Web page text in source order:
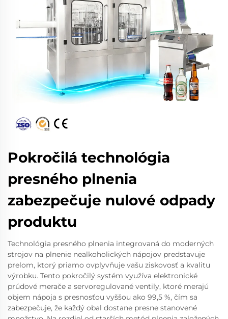
Pokročilá technológia
presného plnenia
zabezpečuje nulové odpady
produktu
Technológia presného plnenia integrovaná do moderných
strojov na plnenie nealkoholických nápojov predstavuje
prelom, ktorý priamo ovplyvňuje vašu ziskovosť a kvalitu
výrobku. Tento pokročilý systém využíva elektronické
prúdové merače a servoregulované ventily, ktoré merajú
objem nápoja s presnosťou vyššou ako 99,5 %, čím sa
zabezpečuje, že každý obal dostane presne stanovené